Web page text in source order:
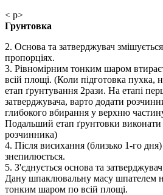
< p>
Грунтовка
2. Основа та затверджувач
пропорціях.
3. Рівномірним тонким шаром
всій площі. (Коли підготовка пухка,
етап ґрунтування 2рази. На етапі
затверджувача, варто додати
глибокого вбирання у верхню
Подальший етап ґрунтовки виконати
розчинника)
4. Після висихання (близько 1-го
знепилюється.
5. З'єднується основа та
Дану шпаклювальну масу шпателем
тонким шаром по всій площі.